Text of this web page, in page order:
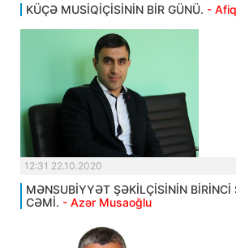
KÜÇƏ MUSİQİÇİSİNİN BİR GÜNÜ. -
12:31 22.10.2020
MƏNSUBİYYƏT ŞƏKİLÇİSİNİN
CƏMİ. - Azər Musaoğlu